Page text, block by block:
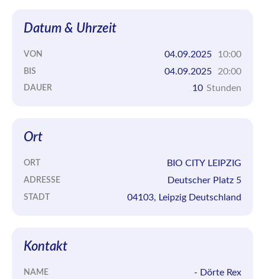
Datum & Uhrzeit
VON 04.09.2025 10:00
BIS 04.09.2025 20:00
DAUER 10 Stunden
Ort
ORT BIO CITY LEIPZIG
ADRESSE Deutscher Platz 5
STADT 04103, Leipzig Deutschland
Kontakt
NAME
- Dörte Rex